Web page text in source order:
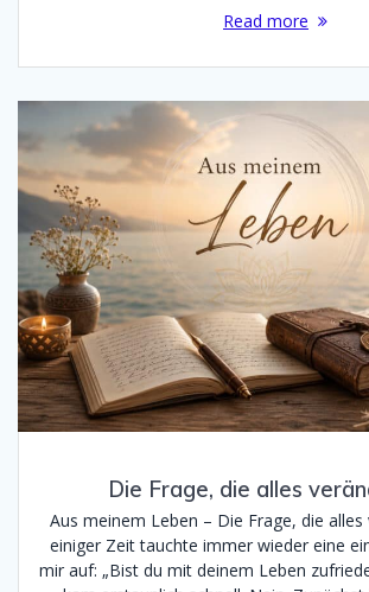
Read more
Die Frage, die alles
Aus meinem Leben – Die Frage, die
einiger Zeit tauchte immer wieder eine
mir auf: „Bist du mit deinem Leben